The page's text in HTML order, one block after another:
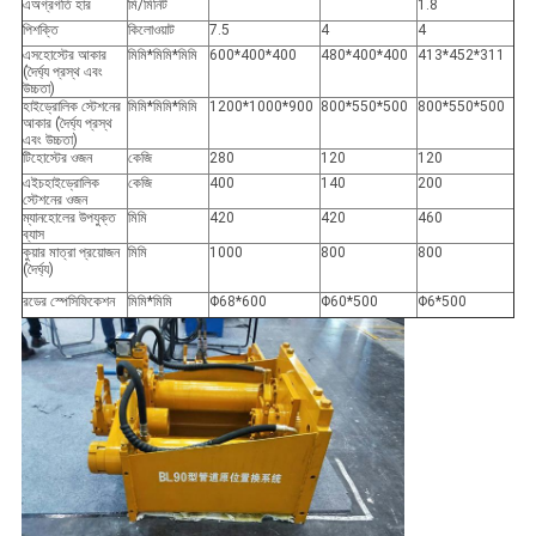
এঅগ্রগতি হার মি/মিনিট
1.8
পিশক্তি কিলোওয়াট 7.5 4
4
এসহোস্টের আকার
(দৈর্ঘ্য প্রস্থ এবং
উচ্চতা)
মিমি*মিমি*মিমি 600*400*400 480*400*400 413*452*311
হাইড্রোলিক স্টেশনের
আকার (দৈর্ঘ্য প্রস্থ
এবং উচ্চতা)
মিমি*মিমি*মিমি 1200*1000*900 800*550*500 800*550*500
টিহোস্টের ওজন কেজি 280 120
120
এইচহাইড্রোলিক
স্টেশনের ওজন
কেজি 400 140 200
ম্যানহোলের উপযুক্ত
ব্যাস
মিমি 420 420 460
কুয়ার মাত্রা প্রয়োজন
(দৈর্ঘ্য)
মিমি 1000 800 800
রডের স্পেসিফিকেশন মিমি*মিমি Φ68*600 Φ60*500 Φ6*500